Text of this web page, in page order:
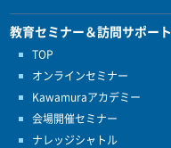
教育セミナー＆訪問サポート
TOP
オンラインセミナー
Kawamuraアカデミー
会場開催セミナー
ナレッジシャトル